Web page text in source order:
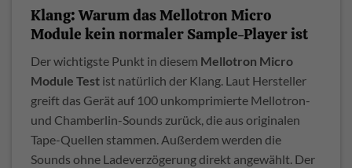
Klang: Warum das Mellotron Micro
Module kein normaler Sample-Player ist
Der wichtigste Punkt in diesem Mellotron Micro
Module Test ist natürlich der Klang. Laut Hersteller
greift das Gerät auf 100 unkomprimierte Mellotron-
und Chamberlin-Sounds zurück, die aus originalen
Tape-Quellen stammen. Außerdem werden die
Sounds ohne Ladeverzögerung direkt angewählt. Der